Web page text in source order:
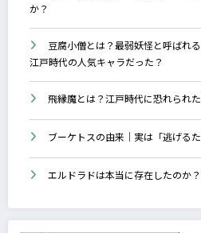
か？
豆腐小僧とは？最弱妖怪と呼ばれ
江戸時代の人気キャラだった？
飛縁魔とは？江戸時代に恐れられ
ブーケトスの由来｜実は「逃げる
エルドラドは本当に存在したのか